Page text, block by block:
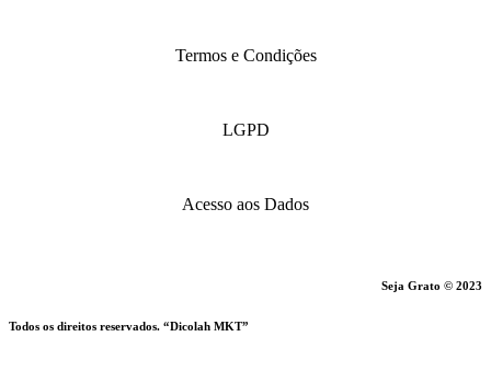
Termos e Condições
LGPD
Acesso aos Dados
Seja Grato © 2023
Todos os direitos reservados. “Dicolah MKT”